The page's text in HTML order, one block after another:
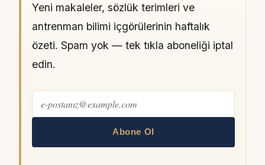
Yeni makaleler, sözlük terimleri ve
antrenman bilimi içgörülerinin haftalık
özeti. Spam yok — tek tıkla aboneliği iptal
edin.
Abone Ol